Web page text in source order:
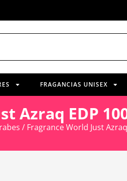
FRAGANCIAS UNISEX
Azraq EDP
/ Fragrance World Just